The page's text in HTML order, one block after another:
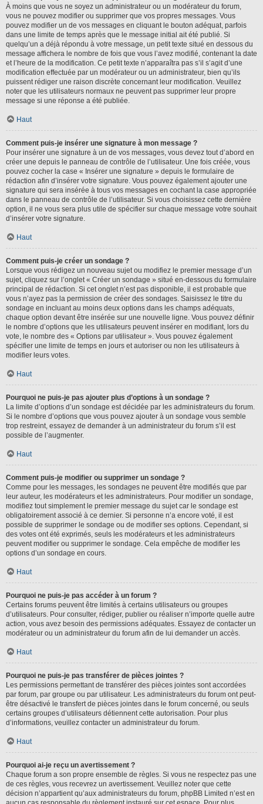
À moins que vous ne soyez un administrateur ou un modérateur du forum,
vous ne pouvez modifier ou supprimer que vos propres messages. Vous
pouvez modifier un de vos messages en cliquant le bouton adéquat, parfois
dans une limite de temps après que le message initial ait été publié. Si
quelqu’un a déjà répondu à votre message, un petit texte situé en dessous du
message affichera le nombre de fois que vous l’avez modifié, contenant la date
et l’heure de la modification. Ce petit texte n’apparaîtra pas s’il s’agit d’une
modification effectuée par un modérateur ou un administrateur, bien qu’ils
puissent rédiger une raison discrète concernant leur modification. Veuillez
noter que les utilisateurs normaux ne peuvent pas supprimer leur propre
message si une réponse a été publiée.
Haut
Comment puis-je insérer une signature à mon message ?
Pour insérer une signature à un de vos messages, vous devez tout d’abord en
créer une depuis le panneau de contrôle de l’utilisateur. Une fois créée, vous
pouvez cocher la case « Insérer une signature » depuis le formulaire de
rédaction afin d’insérer votre signature. Vous pouvez également ajouter une
signature qui sera insérée à tous vos messages en cochant la case appropriée
dans le panneau de contrôle de l’utilisateur. Si vous choisissez cette dernière
option, il ne vous sera plus utile de spécifier sur chaque message votre souhait
d’insérer votre signature.
Haut
Comment puis-je créer un sondage ?
Lorsque vous rédigez un nouveau sujet ou modifiez le premier message d’un
sujet, cliquez sur l’onglet « Créer un sondage » situé en-dessous du formulaire
principal de rédaction. Si cet onglet n’est pas disponible, il est probable que
vous n’ayez pas la permission de créer des sondages. Saisissez le titre du
sondage en incluant au moins deux options dans les champs adéquats,
chaque option devant être insérée sur une nouvelle ligne. Vous pouvez définir
le nombre d’options que les utilisateurs peuvent insérer en modifiant, lors du
vote, le nombre des « Options par utilisateur ». Vous pouvez également
spécifier une limite de temps en jours et autoriser ou non les utilisateurs à
modifier leurs votes.
Haut
Pourquoi ne puis-je pas ajouter plus d’options à un sondage ?
La limite d’options d’un sondage est décidée par les administrateurs du forum.
Si le nombre d’options que vous pouvez ajouter à un sondage vous semble
trop restreint, essayez de demander à un administrateur du forum s’il est
possible de l’augmenter.
Haut
Comment puis-je modifier ou supprimer un sondage ?
Comme pour les messages, les sondages ne peuvent être modifiés que par
leur auteur, les modérateurs et les administrateurs. Pour modifier un sondage,
modifiez tout simplement le premier message du sujet car le sondage est
obligatoirement associé à ce dernier. Si personne n’a encore voté, il est
possible de supprimer le sondage ou de modifier ses options. Cependant, si
des votes ont été exprimés, seuls les modérateurs et les administrateurs
peuvent modifier ou supprimer le sondage. Cela empêche de modifier les
options d’un sondage en cours.
Haut
Pourquoi ne puis-je pas accéder à un forum ?
Certains forums peuvent être limités à certains utilisateurs ou groupes
d’utilisateurs. Pour consulter, rédiger, publier ou réaliser n’importe quelle autre
action, vous avez besoin des permissions adéquates. Essayez de contacter un
modérateur ou un administrateur du forum afin de lui demander un accès.
Haut
Pourquoi ne puis-je pas transférer de pièces jointes ?
Les permissions permettant de transférer des pièces jointes sont accordées
par forum, par groupe ou par utilisateur. Les administrateurs du forum ont peut-
être désactivé le transfert de pièces jointes dans le forum concerné, ou seuls
certains groupes d’utilisateurs détiennent cette autorisation. Pour plus
d’informations, veuillez contacter un administrateur du forum.
Haut
Pourquoi ai-je reçu un avertissement ?
Chaque forum a son propre ensemble de règles. Si vous ne respectez pas une
de ces règles, vous recevrez un avertissement. Veuillez noter que cette
décision n’appartient qu’aux administrateurs du forum, phpBB Limited n’est en